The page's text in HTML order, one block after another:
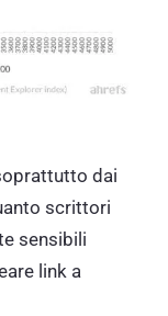
dai
scrittori
sensibili
link a